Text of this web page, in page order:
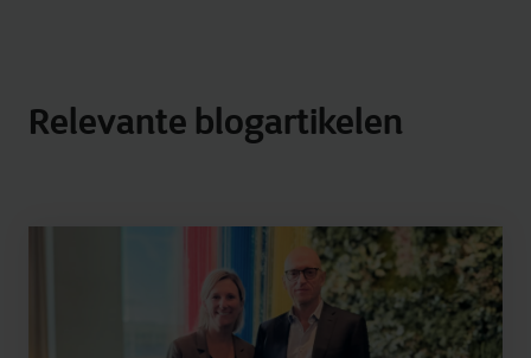
Relevante blogartikelen